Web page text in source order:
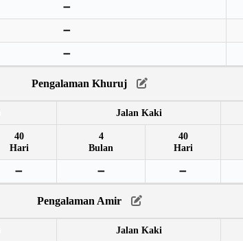
➖
➖
➖
Pengalaman Khuruj
Jalan Kaki
40
Hari
4
Bulan
40
Hari
➖ ➖ ➖
Pengalaman Amir
Jalan Kaki